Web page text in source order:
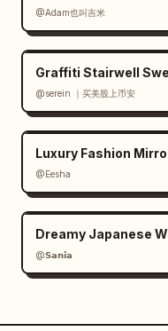
@Adam也叫吉米
Graffiti Stairwell
@serein ｜买美股上币安
Luxury Fashion
@Eesha
Dreamy Japanese
@𝗦𝗮𝗻𝗶𝗮